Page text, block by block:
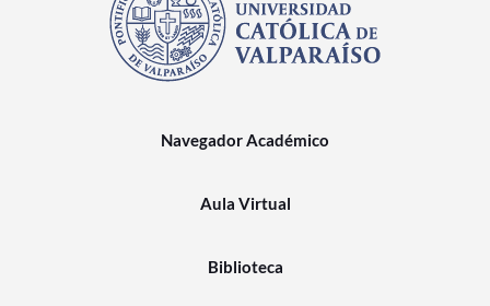
Navegador Académico
Aula Virtual
Biblioteca